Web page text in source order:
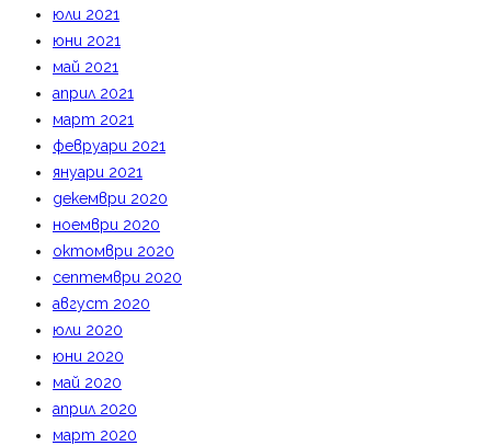
юли 2021
юни 2021
май 2021
април 2021
март 2021
февруари 2021
януари 2021
декември 2020
ноември 2020
октомври 2020
септември 2020
август 2020
юли 2020
юни 2020
май 2020
април 2020
март 2020